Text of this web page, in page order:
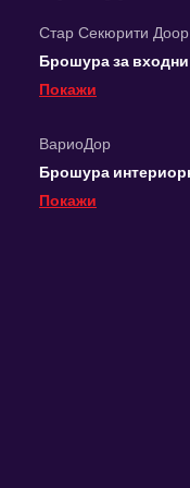
Стар Секюрити Доор
Брошура за
Покажи
ВариоДор
Брошура
Покажи